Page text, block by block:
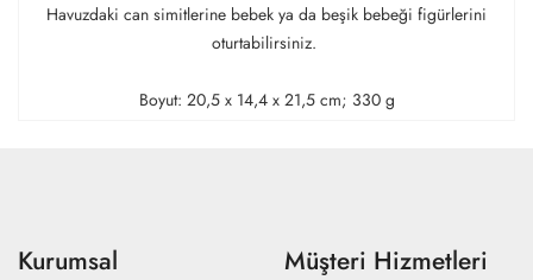
Havuzdaki can simitlerine bebek ya da beşik bebeği figürlerini
oturtabilirsiniz.
Boyut: ‎20,5 x 14,4 x 21,5 cm; 330 g
Kurumsal Müşteri Hizmetleri